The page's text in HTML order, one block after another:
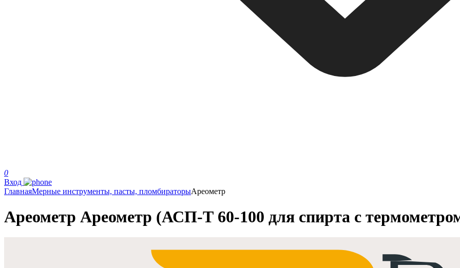
0
Вход
ГлавнаяМерные инструменты, пасты, пломбираторыАреометр
Ареометр Ареометр (АСП-Т 60-100 для спирта с